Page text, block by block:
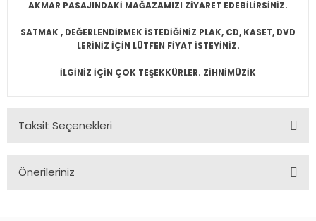
AKMAR PASAJINDAKİ MAĞAZAMIZI ZİYARET EDEBİLİRSİNİZ.
SATMAK , DEĞERLENDİRMEK İSTEDİĞİNİZ PLAK, CD, KASET, DVD
LERİNİZ İÇİN LÜTFEN FİYAT İSTEYİNİZ.
İLGİNİZ İÇİN ÇOK TEŞEKKÜRLER. ZİHNİMÜZİK
Taksit Seçenekleri
Önerileriniz